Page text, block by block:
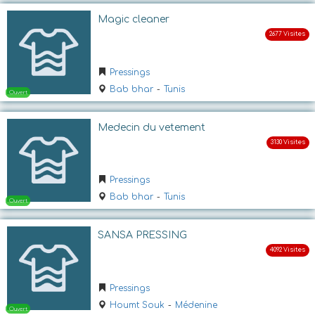
Ouvert
Ouvert
Magic cleaner
Pressings
Bab bhar - Tunis
Medecin du vetement
Pressings
Bab bhar - Tunis
SANSA PRESSING
Pressings
Houmt Souk - Médenine